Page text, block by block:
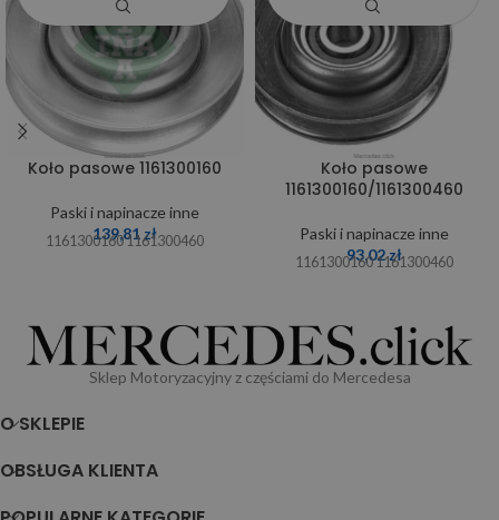
Koło pasowe 1161300160
Paski i napinacze inne
139,81 zł
1161300160 1161300460
Koło pasowe
1161300160/1161300460
Paski i napinacze inne
93,02zł
1161300160 1161300460
Sklep Motoryzacyjny z częściami do Mercedesa
O SKLEPIE
OBSŁUGA KLIENTA